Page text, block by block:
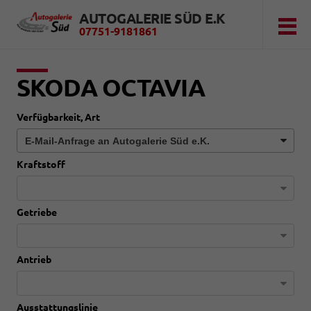
AUTOGALERIE SÜD E.K
07751-9181861
SKODA OCTAVIA
Verfügbarkeit, Art
Kraftstoff
Getriebe
Antrieb
Ausstattungslinie